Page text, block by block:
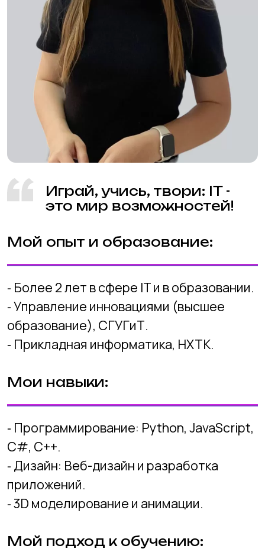
Мой опыт и образование:
⁃ Управление инновациями (высшее
образование), СГУГиТ.
⁃ Программирование: Python, JavaScript,
C#, C++.
⁃ Дизайн: Веб-дизайн и разработка
приложений.
⁃ 3D моделирование и анимации.
Мой подход к обучению:
Мой подход к обучению основан на том,
что каждый студент уникален и имеет
свои специфические потребности и
способности. Я стараюсь создать
индивидуализированную программу
обучения для каждого студента,
и учебные цели.
Играй, учись, твори: IT -
это мир возможностей!